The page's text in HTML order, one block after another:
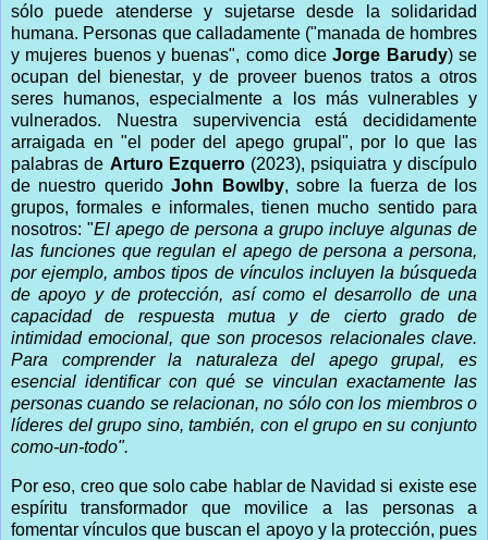
sólo puede atenderse y sujetarse desde la solidaridad
humana. Personas que calladamente ("manada de hombres
y mujeres buenos y buenas", como diceJorge Barudy) se
ocupan del bienestar, y de proveer buenos tratos a otros
seres humanos, especialmente a los más vulnerables y
vulnerados. Nuestra supervivencia está decididamente
arraigada en "el poder del apego grupal", por lo que las
palabras de Arturo Ezquerro(2023), psiquiatra y discípulo
de nuestro queridoJohn Bowlby, sobre la fuerza de los
grupos, formales e informales, tienen mucho sentido para
nosotros: "El apego de persona a grupo incluye algunas de
las funciones que regulan el apego de persona a persona,
por ejemplo, ambos tipos de vínculos incluyen la búsqueda
de apoyo y de protección, así como el desarrollo de una
capacidad de respuesta mutua y de cierto grado de
intimidad emocional, que son procesos relacionales clave.
Para comprender la naturaleza del apego grupal, es
esencial identificar con qué se vinculan exactamente las
personas cuando se relacionan, no sólo con los miembros o
líderes del grupo sino, también, con el grupo en su conjunto
como-un-todo".
Por eso, creo que solo cabe hablar de Navidad si existe ese
espíritu transformador que movilice a las personas a
fomentar vínculos que buscan el apoyo y la protección, pues